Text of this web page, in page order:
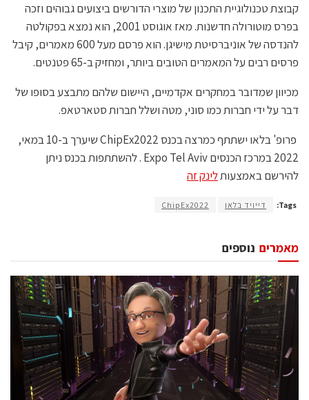
קבוצת טכנולוגיית התכנון של מוצרי הדורשים ביצועים גבוהים וזכה
בפרס מוטורולה חדשנות. מאז אוגוסט 2001, הוא נמצא בפקולטה
להנדסה של אוניברסיטת מישיגן. הוא פרסם מעל 600 מאמרים, קיבל
פרסים רבים על המאמרים הטובים ביותר, ומחזיק ב-65 פטנטים.
מכיוון שמדובר במחקרים אקדמיים, היישום שלהם מתבצע בסופו של
דבר על ידי חברות כמו סוני, מטה ושלל חברות סטארטאפ.
פרופ' בלאו ישתתף כמרצה בכנס ChipEx2022 שיערך ב-10 במאי,
2022 במרכז הכנסים Expo Tel Aviv . להשתתפות בכנס ניתן
להירשם באמצעותלינק זה
Tags: דייויד בלאו ChipEx2022
נוספים מאמרים